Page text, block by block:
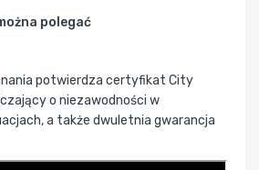
polegać
potwierdza certyfikat City
o niezawodności w
a także dwuletnia gwarancja